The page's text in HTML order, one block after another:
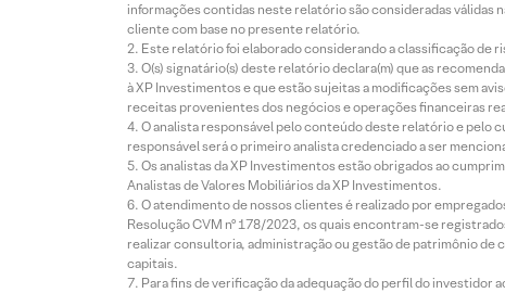
informações contidas neste relatório são consideradas válidas
cliente com base no presente relatório.
Este relatório foi elaborado considerando a classificação de
O(s) signatário(s) deste relatório declara(m) que as
à XP Investimentos e que estão sujeitas a modificações sem
receitas provenientes dos negócios e operações financeiras
O analista responsável pelo conteúdo deste relatório e pelo
responsável será o primeiro analista credenciado a ser
Os analistas da XP Investimentos estão obrigados ao
Analistas de Valores Mobiliários da XP Investimentos.
O atendimento de nossos clientes é realizado por
Resolução CVM nº 178/2023, os quais encontram-se
realizar consultoria, administração ou gestão de patrimônio
capitais.
Para fins de verificação da adequação do perfil do